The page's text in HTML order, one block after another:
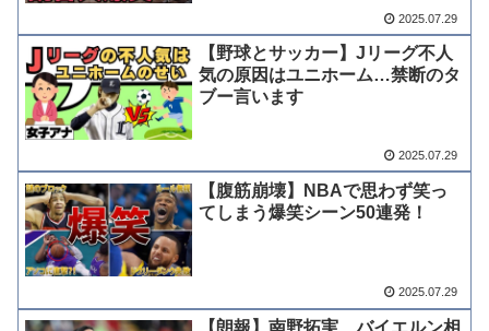
2025.07.29
【野球とサッカー】Jリーグ不人
気の原因はユニホーム…禁断のタ
ブー言います
2025.07.29
【腹筋崩壊】NBAで思わず笑っ
てしまう爆笑シーン50連発！
2025.07.29
【朗報】南野拓実、バイエルン相